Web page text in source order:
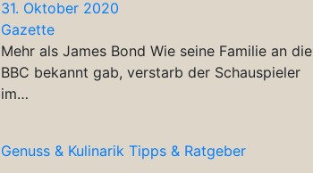
31. Oktober 2020
Gazette
Mehr als James Bond Wie seine Familie an die
BBC bekannt gab, verstarb der Schauspieler
im…
Genuss & Kulinarik Tipps & Ratgeber